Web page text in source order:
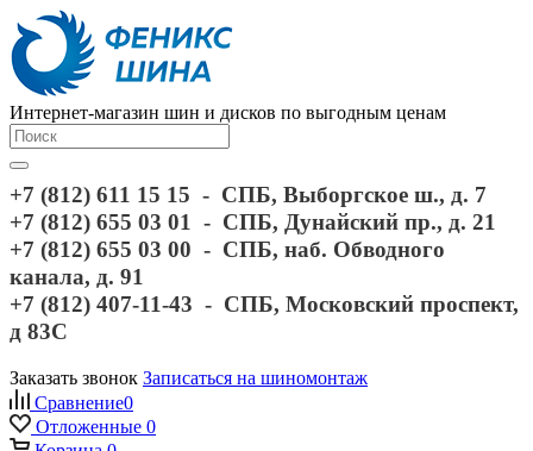
Интернет-магазин шин и дисков по выгодным ценам
+7 (812) 611 15 15 - СПБ, Выборгское ш., д. 7
+7 (812) 655 03 01 - СПБ, Дунайский пр., д. 21
+7 (812) 655 03 00 - СПБ, наб. Обводного
канала, д. 91
+7 (812) 407-11-43 - СПБ, Московский проспект,
д 83С
Заказать звонок Записаться на шиномонтаж
Сравнение0
Отложенные 0